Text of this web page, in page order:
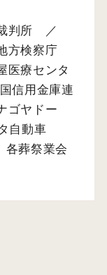
判所 ／
方検察庁
療センタ
用金庫連
ヤドー
動車
葬祭業会